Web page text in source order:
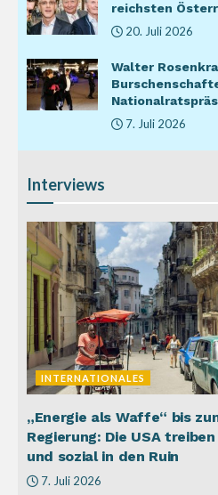
reichsten
20. Juli 2026
Walter
7. Juli 2026
Interviews
INTERNATIONALES
„Energie als Waffe“ bis
Regierung: Die USA
und sozial in den Ruin
7. Juli 2026